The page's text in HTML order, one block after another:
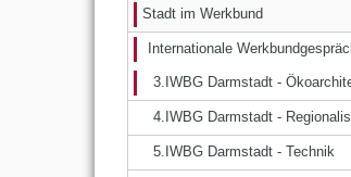
Stadt im Werkbund
Internationale
3.IWBG Darmstadt -
4.IWBG Darmstadt -
5.IWBG Darmstadt - Technik